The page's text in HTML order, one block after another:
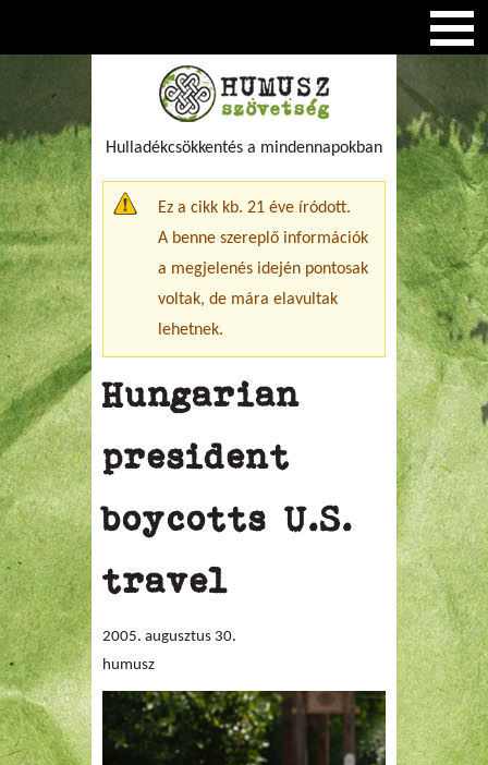
Hulladékcsökkentés a mindennapokban
Figyelmeztető üzenet
Ez a cikk kb. 21 éve íródott.
A benne szereplő információk
a megjelenés idején pontosak
voltak, de mára elavultak
lehetnek.
Hungarian
president
boycotts U.S.
travel
2005. augusztus 30.
humusz